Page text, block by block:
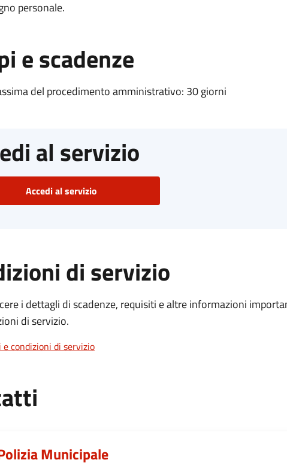
personale.
e scadenze
del procedimento amministrativo: 30 giorni
al servizio
Accedi al servizio
di servizio
i dettagli di scadenze, requisiti e altre informazioni
di servizio.
e condizioni di servizio
Municipale